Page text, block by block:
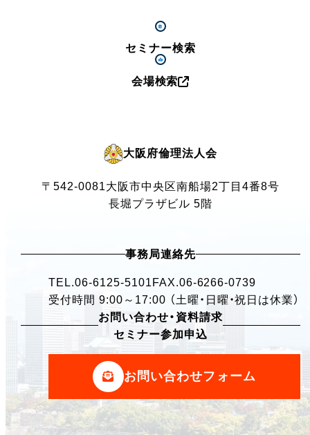
セミナー検索
会場検索
大阪府倫理法人会
〒542-0081大阪市中央区南船場2丁目4番8号
長堀プラザビル 5階
事務局連絡先
TEL.06-6125-5101 FAX.06-6266-0739
受付時間 9:00～17:00 （土曜・日曜・祝日は休業）
お問い合わせ・資料請求
セミナー参加申込
お問い合わせフォーム